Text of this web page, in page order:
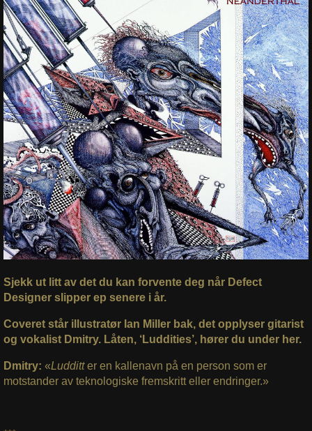
Sjekk ut litt av det du kan forvente deg når Defect
Designer slipper ep senere i år.
Coveret står illustratør Ian Miller bak, det opplyser gitarist
og vokalist Dmitry. Låten, ‘Luddities’, hører du under her.
Dmitry: «Ludditter en kallenavn på en person som er
motstander av teknologiske fremskritt eller endringer.»